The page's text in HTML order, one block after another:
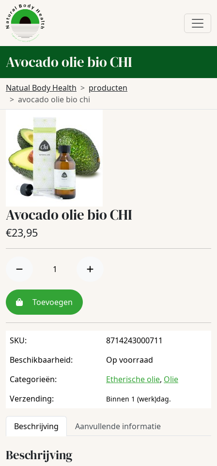
Avocado olie bio CHI
Natual Body Health
producten
avocado olie bio chi
Avocado olie bio CHI
€23,95
Toevoegen
SKU:
8714243000711
Beschikbaarheid:
Op voorraad
Categorieën:
Etherische olie, Olie
Verzending:
Binnen 1 (werk)dag.
Beschrijving Aanvullende informatie
Beschrijving